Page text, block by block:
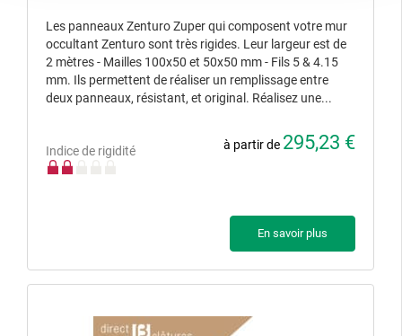
Les panneaux Zenturo Zuper qui composent votre mur
occultant Zenturo sont très rigides. Leur largeur est de
2 mètres - Mailles 100x50 et 50x50 mm - Fils 5 & 4.15
mm. Ils permettent de réaliser un remplissage entre
deux panneaux, résistant, et original. Réalisez une...
Indice de rigidité à partir de 295,23 €
En savoir plus